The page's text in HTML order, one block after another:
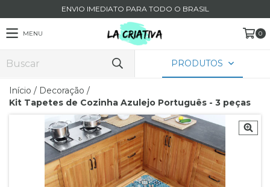
ENVIO IMEDIATO PARA TODO O BRASIL
MENU 0
PRODUTOS
Início / Decoração /
Kit Tapetes de Cozinha Azulejo Português - 3 peças